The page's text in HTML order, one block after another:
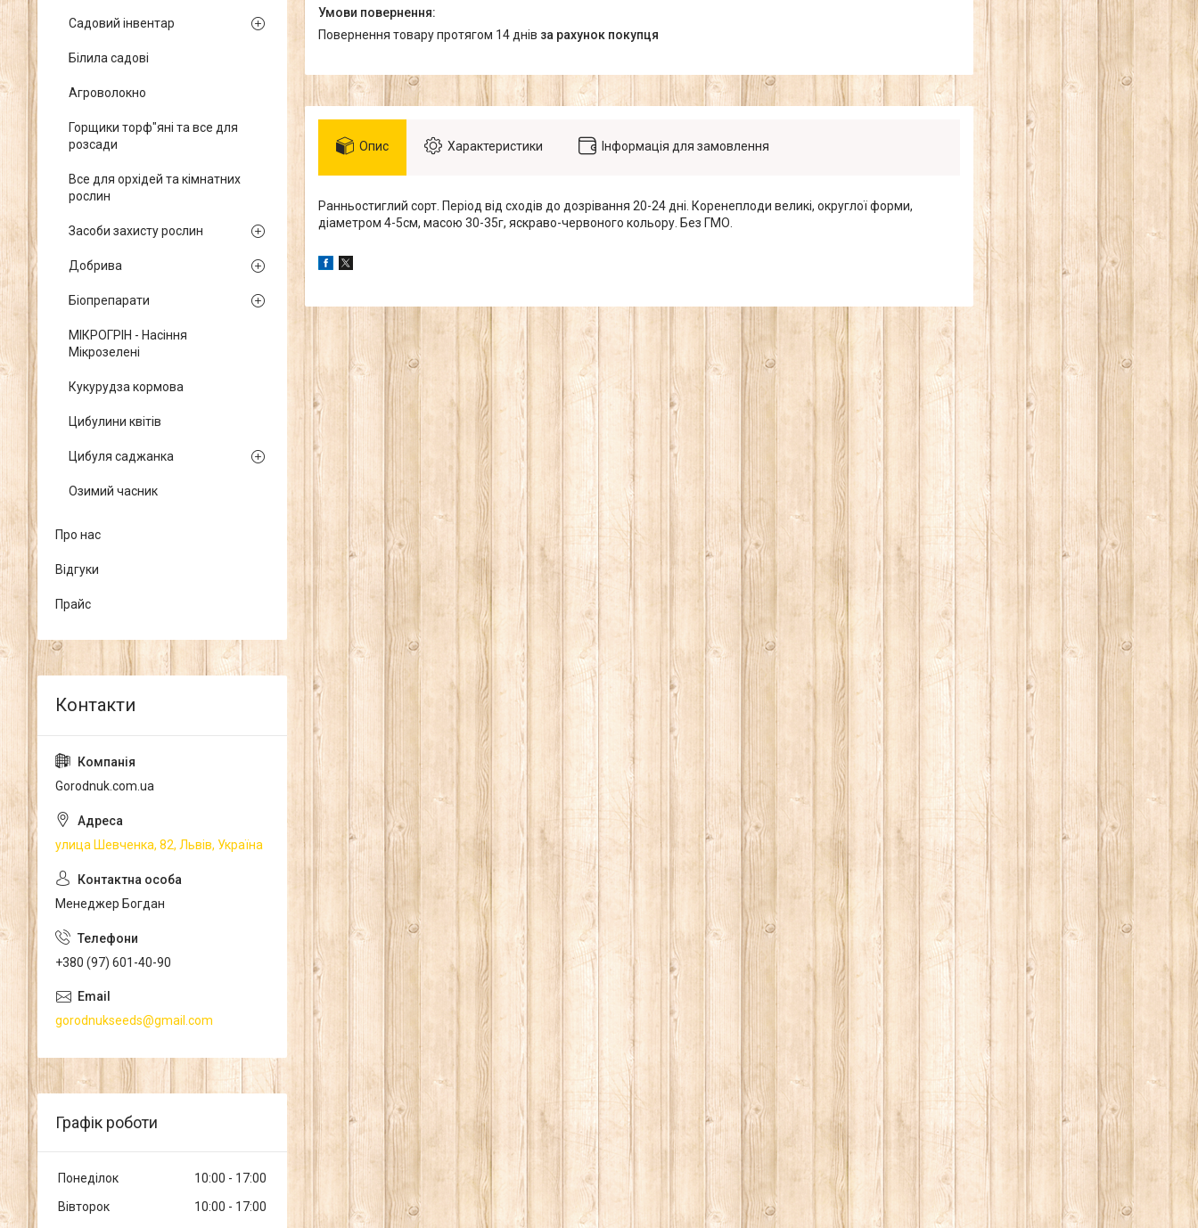
повернення товару протягом 14 днів за рахунок покупця
Опис Характеристики Інформація для замовлення
Ранньостиглий сорт. Період від сходів до дозрівання 20-24 дні. Коренеплоди великі, округлої форми,
діаметром 4-5см, масою 30-35г, яскраво-червоного кольору. Без ГМО.
Садовий інвентар
Білила садові
Агроволокно
Горщики торф"яні та все для
розсади
Все для орхідей та кімнатних
рослин
Засоби захисту рослин
Добрива
Біопрепарати
МІКРОГРІН - Насіння
Мікрозелені
Кукурудза кормова
Цибулини квітів
Цибуля саджанка
Озимий часник
Про нас
Відгуки
Прайс
Gorodnuk.com.ua
улица Шевченка, 82, Львів, Україна
Менеджер Богдан
+380 (97) 601-40-90
gorodnukseeds@gmail.com
Графік роботи
Понеділок 10:00
17:00
Вівторок
10:00
17:00